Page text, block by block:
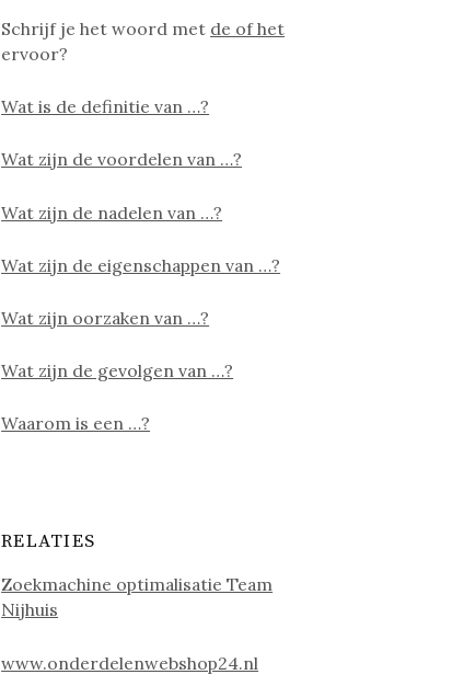
Schrijf je het woord met de of het
ervoor?
Wat is de definitie van …?
Wat zijn de voordelen van …?
Wat zijn de nadelen van …?
Wat zijn de eigenschappen van …?
Wat zijn oorzaken van …?
Wat zijn de gevolgen van …?
Waarom is een …?
RELATIES
Zoekmachine optimalisatie Team
Nijhuis
www.onderdelenwebshop24.nl